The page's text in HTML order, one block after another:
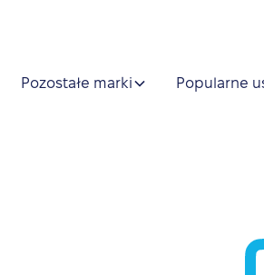
Pozostałe marki Popularne